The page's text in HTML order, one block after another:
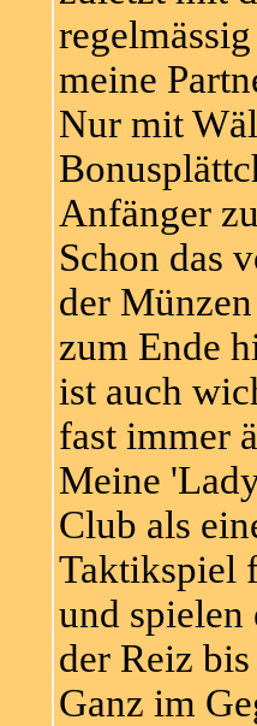
meine
Nur mit
Anfänger
Schon das
der
zum Ende
ist auch
fast immer
Meine
Club als
Taktikspiel
und spielen
der Reiz
Ganz im